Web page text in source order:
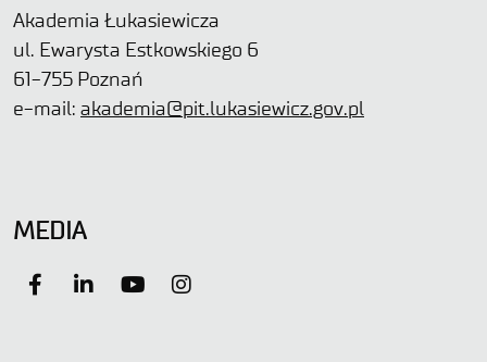
Akademia Łukasiewicza
ul. Ewarysta Estkowskiego 6
61-755 Poznań
e-mail: akademia@pit.lukasiewicz.gov.pl
MEDIA